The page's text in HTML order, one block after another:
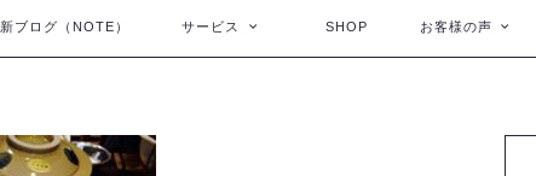
新ブログ（NOTE） サービス SHOP お客様の声